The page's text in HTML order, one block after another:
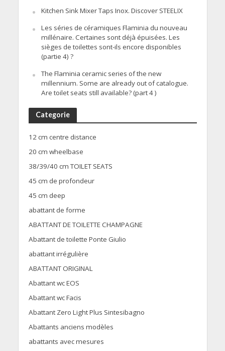
Kitchen Sink Mixer Taps Inox. Discover STEELIX
Les séries de céramiques Flaminia du nouveau
millénaire. Certaines sont déjà épuisées. Les
sièges de toilettes sont-ils encore disponibles
(partie 4) ?
The Flaminia ceramic series of the new
millennium. Some are already out of catalogue.
Are toilet seats still available? (part 4 )
Categorie
12 cm centre distance
20 cm wheelbase
38/39/40 cm TOILET SEATS
45 cm de profondeur
45 cm deep
abattant de forme
ABATTANT DE TOILETTE CHAMPAGNE
Abattant de toilette Ponte Giulio
abattant irrégulière
ABATTANT ORIGINAL
Abattant wc EOS
Abattant wc Facis
Abattant Zero Light Plus Sintesibagno
Abattants anciens modèles
abattants avec mesures